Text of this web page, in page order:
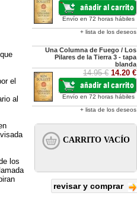
el
al
los
Envío en 72 horas hábiles
+ lista de los deseos
Una Columna de Fuego / Los
Pilares de la Tierra 3 - tapa
blanda
14.95 € 14.20 €
Envío en 72 horas hábiles
+ lista de los deseos
revisar y comprar